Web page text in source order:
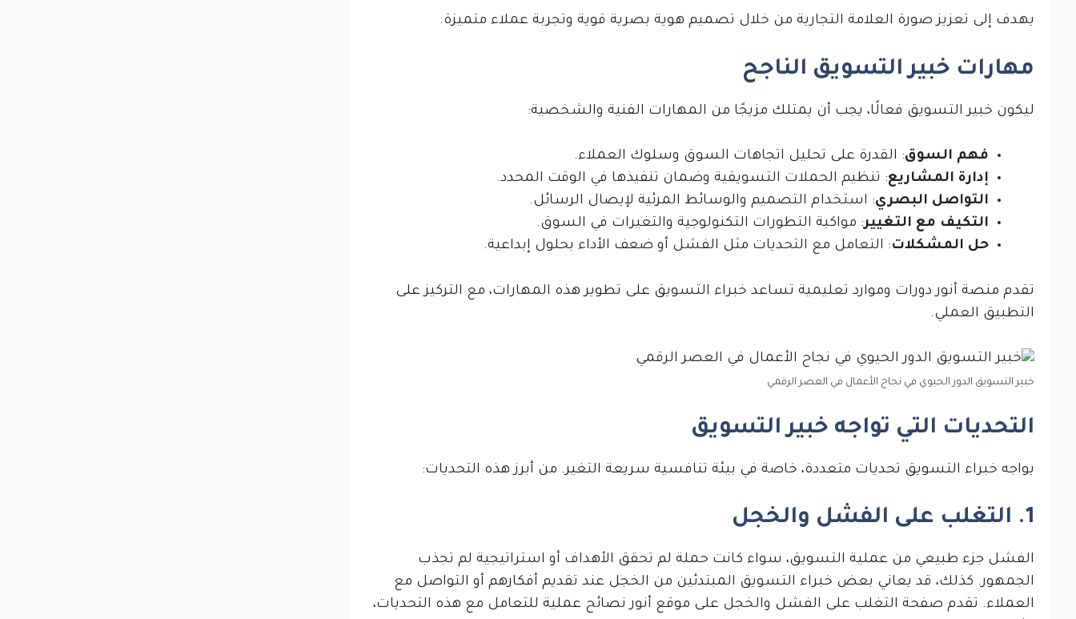
يهدف إلى تعزيز صورة العلامة التجارية من خلال تصميم هوية بصرية قوية وتجربة عملاء متميزة.
مهارات خبير التسويق الناجح
ليكون خبير التسويق فعالًا، يجب أن يمتلك مزيجًا من المهارات الفنية والشخصية:
فهم السوق: القدرة على تحليل اتجاهات السوق وسلوك العملاء.
إدارة المشاريع: تنظيم الحملات التسويقية وضمان تنفيذها في الوقت المحدد.
التواصل البصري: استخدام التصميم والوسائط المرئية لإيصال الرسائل.
التكيف مع التغيير: مواكبة التطورات التكنولوجية والتغيرات في السوق.
حل المشكلات: التعامل مع التحديات مثل الفشل أو ضعف الأداء بحلول إبداعية.
تقدم منصة أنور دورات وموارد تعليمية تساعد خبراء التسويق على تطوير هذه المهارات، مع التركيز على
التطبيق العملي.
خبير التسويق الدور الحيوي في نجاح الأعمال في العصر الرقمي
التحديات التي تواجه خبير التسويق
يواجه خبراء التسويق تحديات متعددة، خاصة في بيئة تنافسية سريعة التغير. من أبرز هذه التحديات:
1. التغلب على الفشل والخجل
الفشل جزء طبيعي من عملية التسويق، سواء كانت حملة لم تحقق الأهداف أو استراتيجية لم تجذب
الجمهور. كذلك، قد يعاني بعض خبراء التسويق المبتدئين من الخجل عند تقديم أفكارهم أو التواصل مع
العملاء. تقدم صفحة التغلب على الفشل والخجل على موقع أنور نصائح عملية للتعامل مع هذه التحديات،